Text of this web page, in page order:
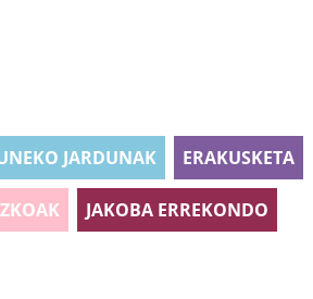
JARDUNAK ERAKUSKETA
JAKOBA ERREKONDO